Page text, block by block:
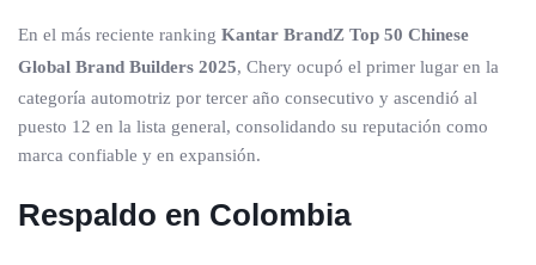
En el más reciente ranking Kantar BrandZ Top 50 Chinese
Global Brand Builders 2025, Chery ocupó el primer lugar en la
categoría automotriz por tercer año consecutivo y ascendió al
puesto 12 en la lista general, consolidando su reputación como
marca confiable y en expansión.
Respaldo en Colombia